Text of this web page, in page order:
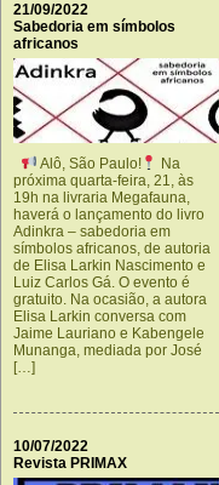
21/09/2022
Sabedoria em símbolos
africanos
Alô, São Paulo!
Na
próxima quarta-feira, 21, às
19h na livraria Megafauna,
haverá o lançamento do livro
Adinkra – sabedoria em
símbolos africanos, de autoria
de Elisa Larkin Nascimento e
Luiz Carlos Gá. O evento é
gratuito. Na ocasião, a autora
Elisa Larkin conversa com
Jaime Lauriano e Kabengele
Munanga, mediada por José
[…]
10/07/2022
Revista PRIMAX